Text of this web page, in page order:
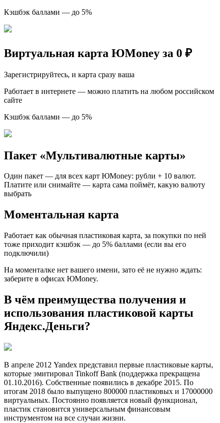
Кэшбэк баллами — до 5%
Виртуальная карта ЮMoney за 0 ₽
Зарегистрируйтесь, и карта сразу ваша
Работает в интернете — можно платить на любом российском
сайте
Кэшбэк баллами — до 5%
Пакет «Мультивалютные карты»
Один пакет — для всех карт ЮMoney: рубли + 10 валют.
Платите или снимайте — карта сама поймёт, какую валюту
выбрать
Моментальная карта
Работает как обычная пластиковая карта, за покупки по ней
тоже приходит кэшбэк — до 5% баллами (если вы его
подключили)
На моменталке нет вашего имени, зато её не нужно ждать:
заберите в офисах ЮMoney.
В чём преимущества получения и
использования пластиковой карты
Яндекс.Деньги?
В апреле 2012 Yandex представил первые пластиковые карты,
которые эмитировал Tinkoff Bank (поддержка прекращена
01.10.2016). Собственные появились в декабре 2015. По
итогам 2018 было выпущено 800000 пластиковых и 17000000
виртуальных. Постоянно появляется новый функционал,
пластик становится универсальным финансовым
инструментом на все случаи жизни.